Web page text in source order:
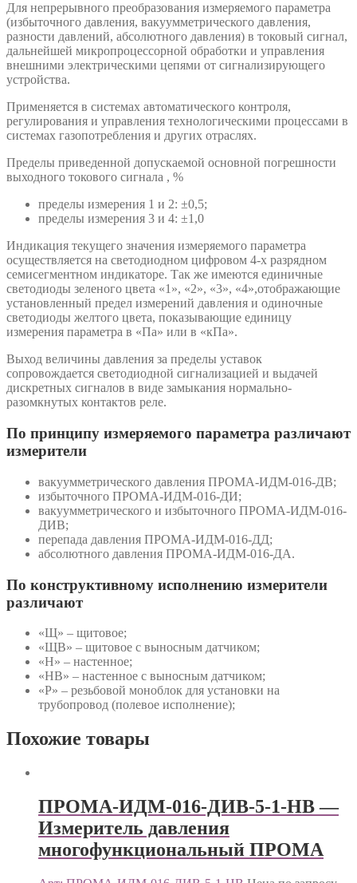
Для непрерывного преобразования измеряемого параметра
(избыточного давления, вакуумметрического давления,
разности давлений, абсолютного давления) в токовый сигнал,
дальнейшей микропроцессорной обработки и управления
внешними электрическими цепями от сигнализирующего
устройства.
Применяется в системах автоматического контроля,
регулирования и управления технологическими процессами в
системах газопотребления и других отраслях.
Пределы приведенной допускаемой основной погрешности
выходного токового сигнала , %
пределы измерения 1 и 2: ±0,5;
пределы измерения 3 и 4: ±1,0
Индикация текущего значения измеряемого параметра
осуществляется на светодиодном цифровом 4-х разрядном
семисегментном индикаторе. Так же имеются единичные
светодиоды зеленого цвета «1», «2», «3», «4»,отображающие
установленный предел измерений давления и одиночные
светодиоды желтого цвета, показывающие единицу
измерения параметра в «Па» или в «кПа».
Выход величины давления за пределы уставок
сопровождается светодиодной сигнализацией и выдачей
дискретных сигналов в виде замыкания нормально-
разомкнутых контактов реле.
По принципу измеряемого параметра различают
измерители
вакуумметрического давления ПРОМА-ИДМ-016-ДВ;
избыточного ПРОМА-ИДМ-016-ДИ;
вакуумметрического и избыточного ПРОМА-ИДМ-016-
ДИВ;
перепада давления ПРОМА-ИДМ-016-ДД;
абсолютного давления ПРОМА-ИДМ-016-ДА.
По конструктивному исполнению измерители
различают
«Щ» – щитовое;
«ЩВ» – щитовое с выносным датчиком;
«Н» – настенное;
«НВ» – настенное с выносным датчиком;
«Р» – резьбовой моноблок для установки на
трубопровод (полевое исполнение);
Похожие товары
ПРОМА-ИДМ-016-ДИВ-5-1-НВ —
Измеритель давления
многофункциональный ПРОМА